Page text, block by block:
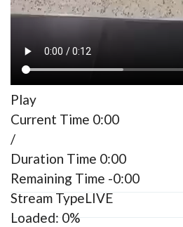
Play
Current Time 0:00
/
Duration Time 0:00
Remaining Time -0:00
Stream TypeLIVE
Loaded: 0%